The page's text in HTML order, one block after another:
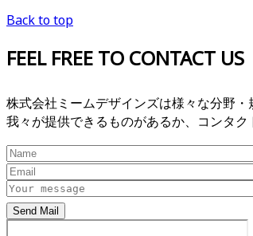
Back to top
FEEL FREE TO CONTACT US
株式会社ミームデザインズは様々な分野
我々が提供できるものがあるか、コンタク
Send Mail